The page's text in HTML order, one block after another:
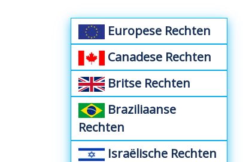
Europese Rechten
Canadese Rechten
Britse Rechten
Braziliaanse
Rechten
Israëlische Rechten